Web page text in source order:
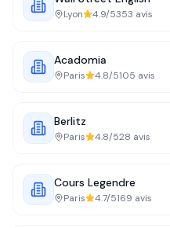
Lyon 4.9/5353 avis
Acadomia
Paris 4.8/5105 avis
Berlitz
Paris 4.8/528 avis
Cours Legendre
Paris 4.7/5169 avis